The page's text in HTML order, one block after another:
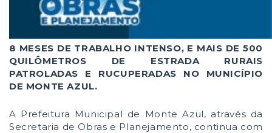
8 MESES DE TRABALHO INTENSO, E MAIS DE 500
QUILÔMETROS DE ESTRADA RURAIS
PATROLADAS E RUCUPERADAS NO MUNICÍPIO
DE MONTE AZUL.
A Prefeitura Municipal de Monte Azul, através da
Secretaria de Obras e Planejamento, continua com